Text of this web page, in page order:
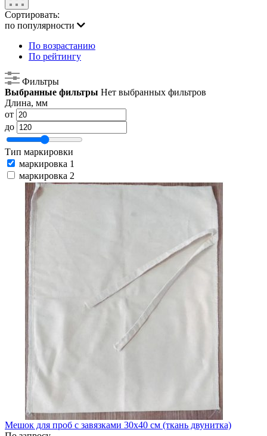
Сортировать:
по популярности
По возрастанию
По рейтингу
Фильтры
Выбранные фильтры Нет выбранных фильтров
Длина, мм
от
до
Тип маркировки
маркировка 1
маркировка 2
Мешок для проб с завязками 30х40 см (ткань двунитка)